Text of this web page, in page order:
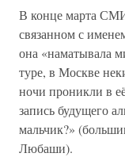
В конце марта
связанном с
она «наматывала
туре, в Москве
ночи проникли в
запись будущего
мальчик?»
Любаши).